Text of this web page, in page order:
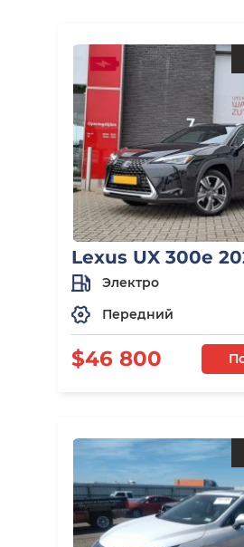
Lexus UX 300e
Электро
Передний
$46 800